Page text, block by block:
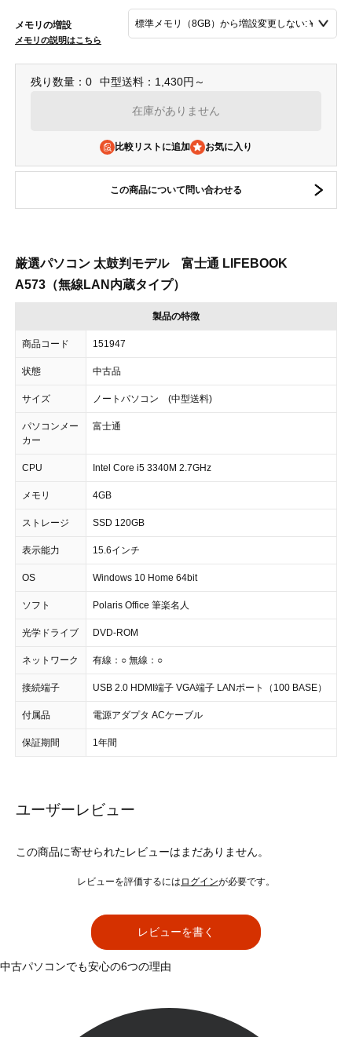
メモリの増設
メモリの説明はこちら
残り数量：0 中型送料：1,430円～
在庫がありません
比較リストに追加
この商品について問い合わせる
厳選パソコン 太鼓判モデル 富士通 LIFEBOOK
A573（無線LAN内蔵タイプ）
製品の特徴
商品コード 151947
状態 中古品
サイズ ノートパソコン (中型送料)
パソコンメー
カー
富士通
CPU Intel Core i5 3340M 2.7GHz
メモリ 4GB
ストレージ SSD 120GB
表示能力 15.6インチ
OS Windows 10 Home 64bit
ソフト Polaris Office 筆楽名人
光学ドライブ DVD-ROM
ネットワーク 有線：○ 無線：○
接続端子 USB 2.0 HDMI端子 VGA端子 LANポート（100 BASE）
付属品 電源アダプタ ACケーブル
保証期間 1年間
ユーザーレビュー
この商品に寄せられたレビューはまだありません。
レビューを評価するには ログインが必要です。
レビューを書く
中古パソコンでも安心の6つの理由